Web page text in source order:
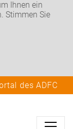
Ihnen ein
Stimmen Sie
des ADFC